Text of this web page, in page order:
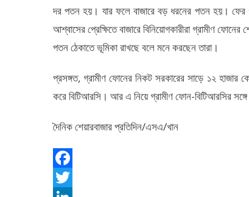
দর পতন হয়। যার ফলে বাজারে বড় ধরনের পতন হয়। ফের
আশ্বাসের প্রেক্ষিতে বাজারে বিনিয়োগকারীরা গ্রামীণ
পতন ঠেকাতে ভূমিকা রাখছে বলে মনে করছেন তারা।
প্রসঙ্গত, গ্রামীণ ফোনের নিকট সরকারের সাড়ে ১২ হাজার
করে বিটিআরসি। আর এ নিয়ে গ্রামীণ ফোন-বিটিআরসির সঙ্গে
দৈনিক শেয়ারবাজার প্রতিদিন/এসএ/খান
Facebook